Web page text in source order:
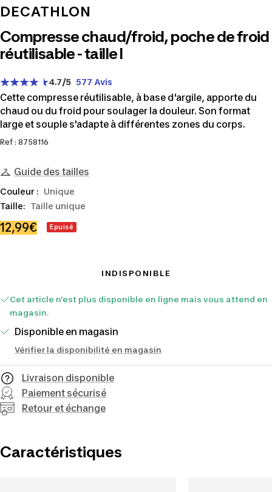
DECATHLON
Compresse chaud/froid, poche de froid
réutilisable - taille l
4.7/5 577 Avis
Cette compresse réutilisable, à base d'argile, apporte du
chaud ou du froid pour soulager la douleur. Son format
large et souple s'adapte à différentes zones du corps.
Ref : 8758116
Guide des tailles
Taille: Taille unique
Couleur : Unique
Prix
12,99€ Epuisé
INDISPONIBLE
Cet article n'est plus disponible en ligne mais vous attend en
magasin.
Disponible en magasin
Vérifier la disponibilité en magasin
Livraison disponible
Paiement sécurisé
Retour et échange
Caractéristiques